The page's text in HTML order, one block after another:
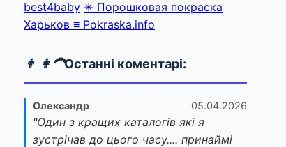
best4baby ✴️ Порошковая покраска
Харьков ≡ Pokraska.info
👨 👩‍🦱Останні коментарі:
Олександр 05.04.2026
"Один з кращих каталогів які я
зустрічав до цього часу.... принаймі